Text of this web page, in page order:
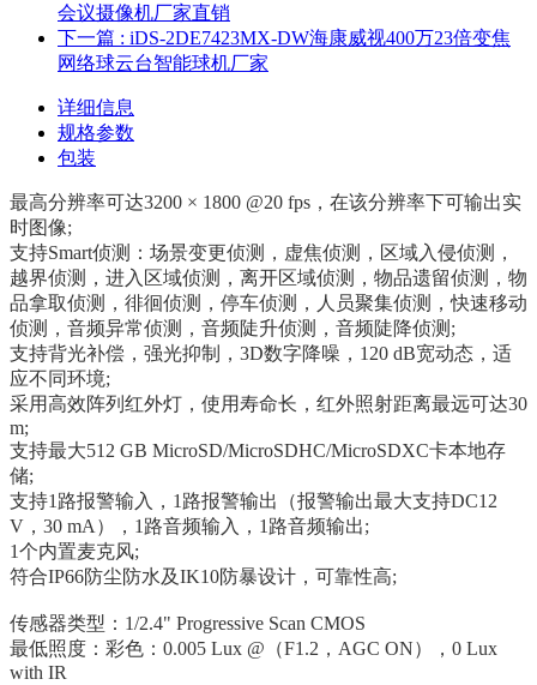
会议摄像机厂家直销
下一篇 : iDS-2DE7423MX-DW海康威视400万23倍变焦
网络球云台智能球机厂家
详细信息
规格参数
包装
最高分辨率可达3200 × 1800 @20 fps，在该分辨率下可输出实
时图像;
支持Smart侦测：场景变更侦测，虚焦侦测，区域入侵侦测，
越界侦测，进入区域侦测，离开区域侦测，物品遗留侦测，物
品拿取侦测，徘徊侦测，停车侦测，人员聚集侦测，快速移动
侦测，音频异常侦测，音频陡升侦测，音频陡降侦测;
支持背光补偿，强光抑制，3D数字降噪，120 dB宽动态，适
应不同环境;
采用高效阵列红外灯，使用寿命长，红外照射距离最远可达30
m;
支持最大512 GB MicroSD/MicroSDHC/MicroSDXC卡本地存
储;
支持1路报警输入，1路报警输出（报警输出最大支持DC12
V，30 mA），1路音频输入，1路音频输出;
1个内置麦克风;
符合IP66防尘防水及IK10防暴设计，可靠性高;
传感器类型：1/2.4" Progressive Scan CMOS
最低照度：彩色：0.005 Lux @（F1.2，AGC ON），0 Lux
with IR